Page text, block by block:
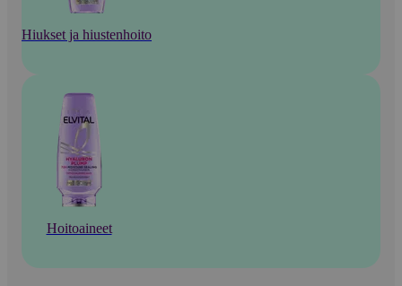
Hiukset ja hiustenhoito
Hoitoaineet